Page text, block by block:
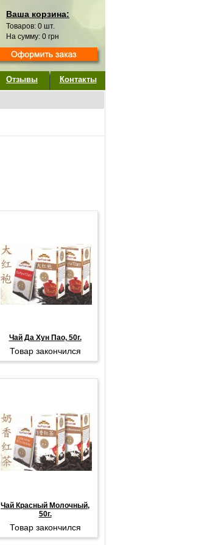
Ваша корзина:
Товаров: 0 шт.
На сумму: 0 грн
Отзывы Контакты
Чай Да Хун Пао, 50г.
Товар закончился
Чай Красный Молочный,
50г.
Товар закончился